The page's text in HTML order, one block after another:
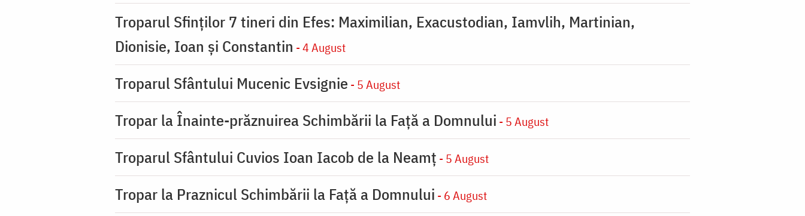
Troparul Sfinţilor 7 tineri din Efes: Maximilian, Exacustodian, Iamvlih, Martinian,
Dionisie, Ioan şi Constantin - 4 August
Troparul Sfântului Mucenic Evsignie - 5 August
Tropar la Înainte-prăznuirea Schimbării la Faţă a Domnului - 5 August
Troparul Sfântului Cuvios Ioan Iacob de la Neamț - 5 August
Tropar la Praznicul Schimbării la Faţă a Domnului - 6 August